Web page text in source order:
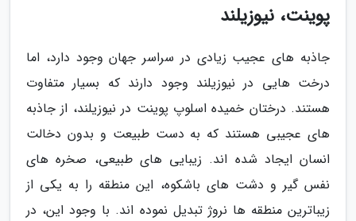
پوینت، نیوزیلند
جاذبه های عجیب زیادی در سراسر جهان وجود دارد، اما
درخت هایی در نیوزیلند وجود دارند که بسیار متفاوت
هستند. درختان خمیده اسلوپ پوینت در نیوزیلند، از جاذبه
های عجیبی هستند که به دست طبیعت و بدون دخالت
انسان ایجاد شده اند. زیبایی های طبیعی، صخره های
نفس گیر و دشت های باشکوه، این منطقه را به یکی از
زیباترین منطقه ها نروژ تبدیل نموده اند. با وجود این، در